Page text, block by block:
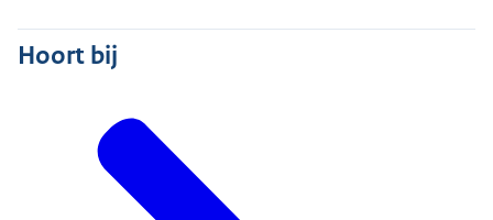
Hoort bij